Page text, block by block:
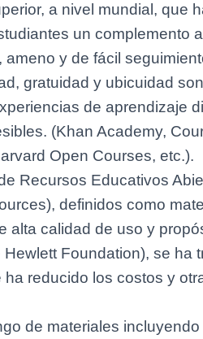
a nivel mundial, que
un complemento
y de fácil
gratuidad y ubicuidad
de aprendizaje
(Khan Academy,
Open Courses, etc.).
Recursos Educativos
definidos como
alta calidad de uso y
Foundation), se ha
reducido los costos y
de materiales